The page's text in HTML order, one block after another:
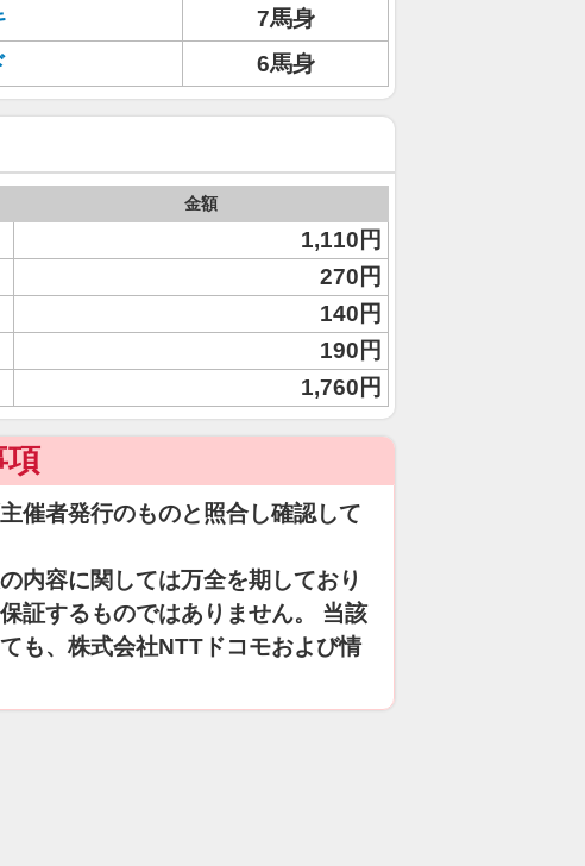
7馬身
6馬身
金額
1,110円
270円
140円
190円
1,760円
項
催者発行のものと照合し確認して
内容に関しては万全を期しており
証するものではありません。 当該
も、株式会社NTTドコモおよび情